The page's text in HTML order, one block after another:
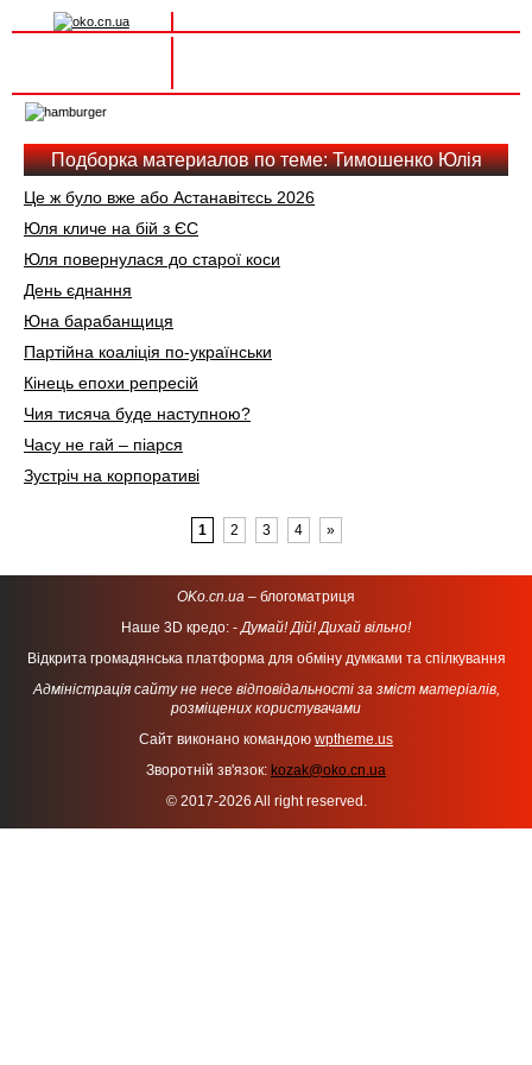
navigation
Подборка материалов по теме: Тимошенко Юлія
Це ж було вже або Астанавітєсь 2026
Юля кличе на бій з ЄС
Юля повернулася до старої коси
День єднання
Юна барабанщиця
Партійна коаліція по-українськи
Кінець епохи репресій
Чия тисяча буде наступною?
Часу не гай – піарся
Зустріч на корпоративі
1 2 3 4 »
OKo.cn.ua – блогоматриця
Наше 3D кредо: -Думай! Дій! Дихай вільно!
Відкрита громадянська платформа для обміну думками та спілкування
Адміністрація сайту не несе відповідальності за зміст матеріалів,
розміщених користувачами
Сайт виконано командою wptheme.us
Зворотній зв'язок: kozak@oko.cn.ua
© 2017-2026 All right reserved.